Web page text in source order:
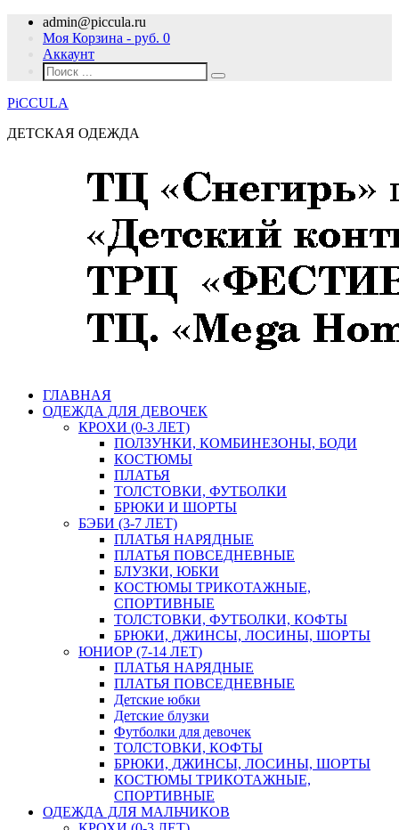
admin@piccula.ru
Моя Корзина - руб. 0
Аккаунт
PiCCULA
ДЕТСКАЯ ОДЕЖДА
ГЛАВНАЯ
ОДЕЖДА ДЛЯ ДЕВОЧЕК
КРОХИ (0-3 ЛЕТ)
ПОЛЗУНКИ, КОМБИНЕЗОНЫ, БОДИ
КОСТЮМЫ
ПЛАТЬЯ
ТОЛСТОВКИ, ФУТБОЛКИ
БРЮКИ И ШОРТЫ
БЭБИ (3-7 ЛЕТ)
ПЛАТЬЯ НАРЯДНЫЕ
ПЛАТЬЯ ПОВСЕДНЕВНЫЕ
БЛУЗКИ, ЮБКИ
КОСТЮМЫ ТРИКОТАЖНЫЕ,
СПОРТИВНЫЕ
ТОЛСТОВКИ, ФУТБОЛКИ, КОФТЫ
БРЮКИ, ДЖИНСЫ, ЛОСИНЫ, ШОРТЫ
ЮНИОР (7-14 ЛЕТ)
ПЛАТЬЯ НАРЯДНЫЕ
ПЛАТЬЯ ПОВСЕДНЕВНЫЕ
Детские юбки
Детские блузки
Футболки для девочек
ТОЛСТОВКИ, КОФТЫ
БРЮКИ, ДЖИНСЫ, ЛОСИНЫ, ШОРТЫ
КОСТЮМЫ ТРИКОТАЖНЫЕ,
СПОРТИВНЫЕ
ОДЕЖДА ДЛЯ МАЛЬЧИКОВ